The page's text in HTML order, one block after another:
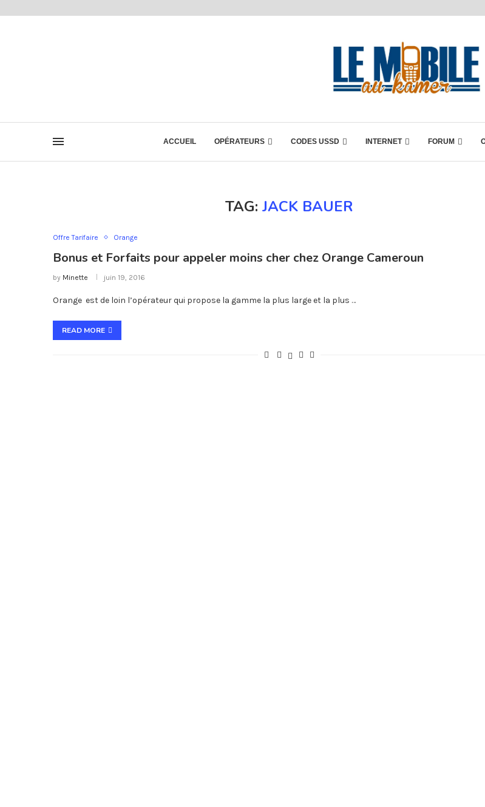
ACCUEIL OPÉRATEURS CODES USSD INTERNET FORUM
TAG:JACK BAUER
Offre Tarifaire Orange
Bonus et Forfaits pour appeler moins cher chez Orange Cameroun
by Minette juin 19, 2016
Orange est de loin l’opérateur qui propose la gamme la plus large et la plus …
READ MORE